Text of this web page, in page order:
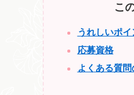
こ
うれしいポ
応募資格
よくある質問